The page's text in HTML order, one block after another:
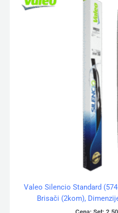
Valeo Silencio Standard
Brisači (2kom),